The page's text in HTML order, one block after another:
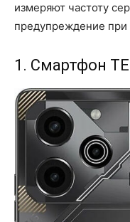
измеряют частоту
предупреждение при
1. Смартфон